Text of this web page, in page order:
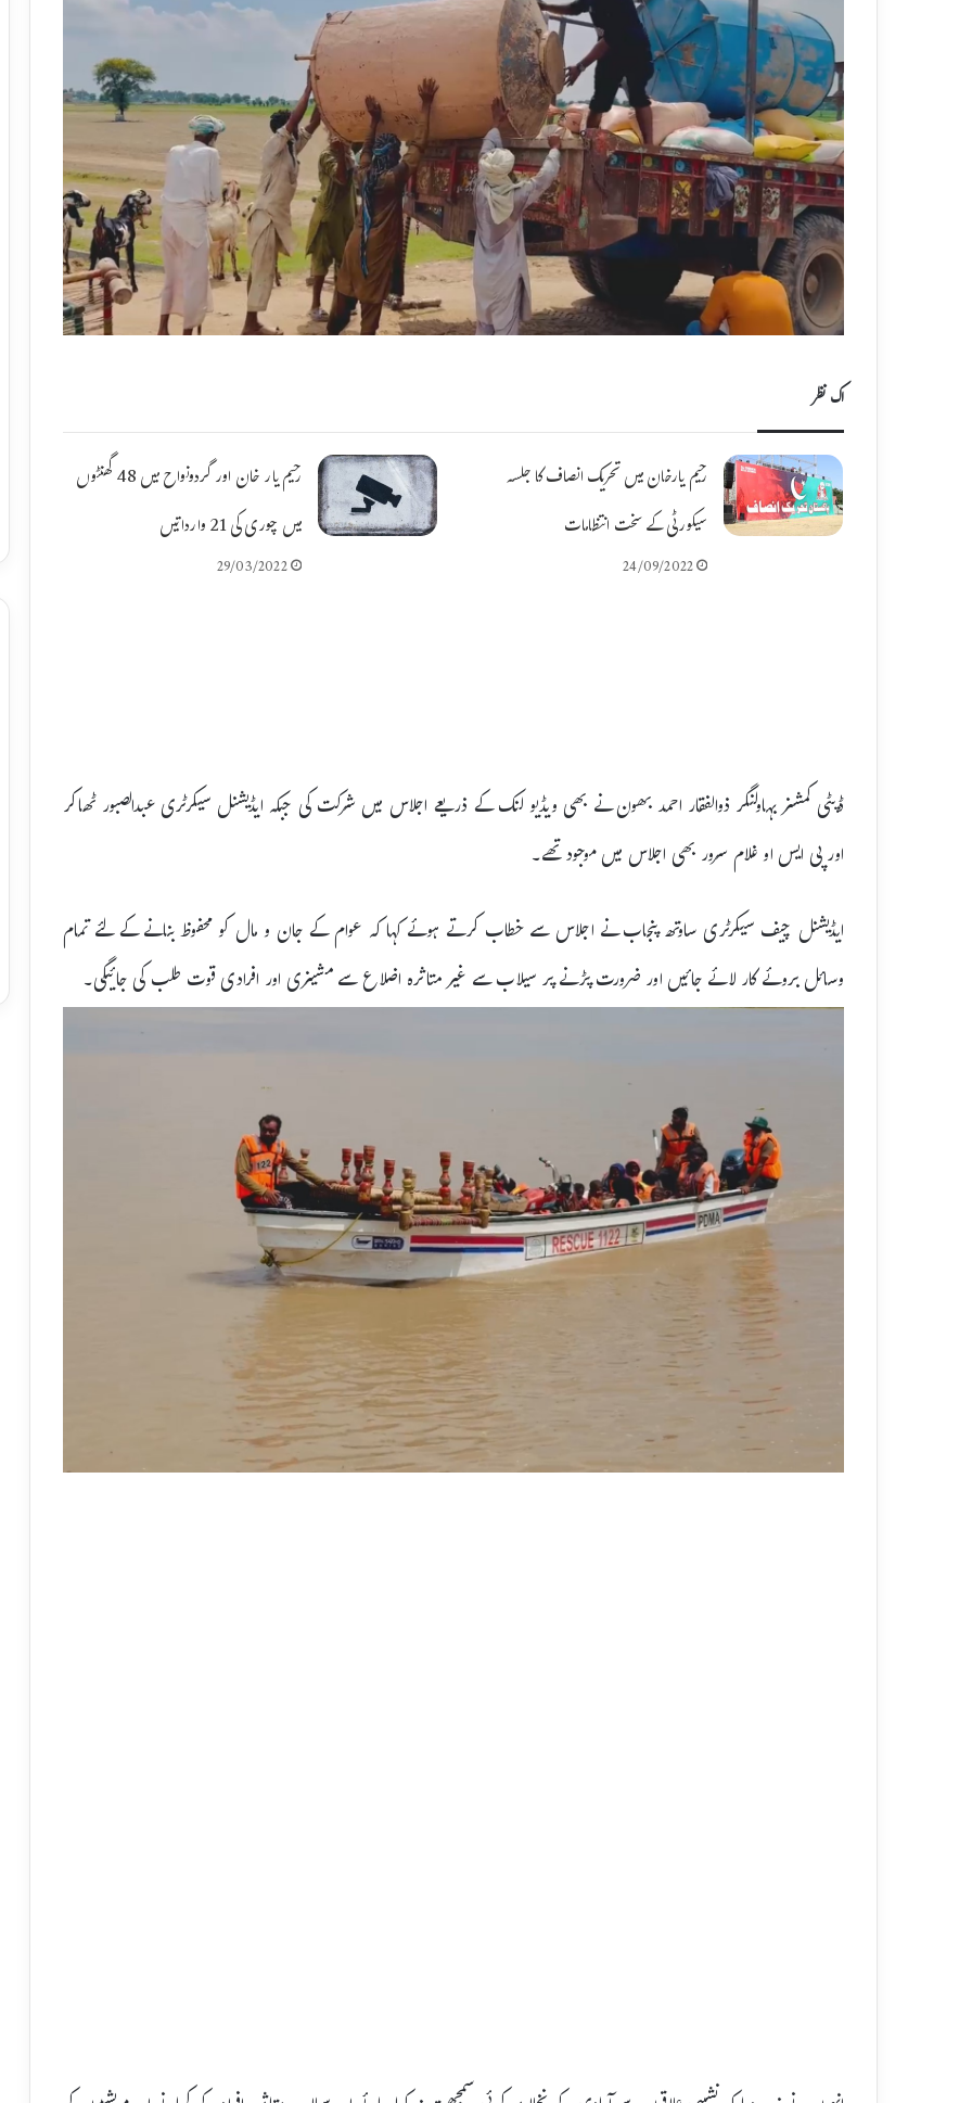
اک نظر
رحیم یارخان میں تحریک انصاف کا جلسہ
سیکورٹی کے سخت انتظامات
24/09/2022
رحیم یار خان اور گردونواح میں 48 گھنٹوں
میں چوری کی 21 وارداتیں
29/03/2022
ڈپٹی کمشنر بہاولنگر ذوالفقار احمد بھون نے بھی ویڈیو لنک کے ذریعے اجلاس میں شرکت کی جبکہ ایڈیشنل سیکرٹری عبدالصبور ٹھاکر
اور پی ایس او غلام سرور بھی اجلاس میں موجود تھے۔
ایڈیشنل چیف سیکرٹری ساوتھ پنجاب نے اجلاس سے خطاب کرتے ہوئے کہا کہ عوام کے جان و مال کو محفوظ بنانے کے لئے تمام
وسائل بروئے کار لائے جائیں اور ضرورت پڑنے پر سیلاب سے غیر متاثرہ اضلاع سے مشینری اور افرادی قوت طلب کی جائیگی۔